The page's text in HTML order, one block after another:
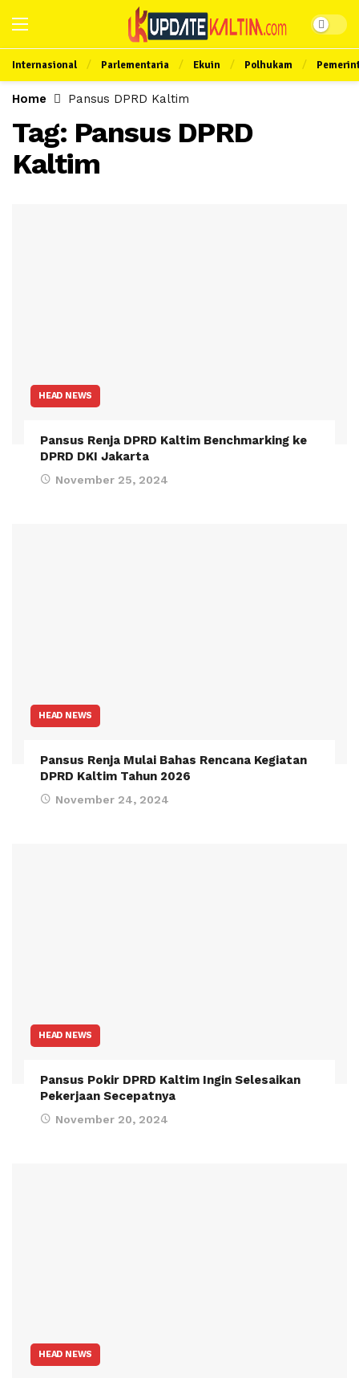
Internasional Parlementaria Ekuin Polhukam
Home Pansus DPRD Kaltim
Tag: Pansus DPRD
Kaltim
HEAD NEWS
Pansus Renja DPRD Kaltim Benchmarking ke
DPRD DKI Jakarta
November 25, 2024
HEAD NEWS
Pansus Renja Mulai Bahas Rencana Kegiatan
DPRD Kaltim Tahun 2026
November 24, 2024
HEAD NEWS
Pansus Pokir DPRD Kaltim Ingin Selesaikan
Pekerjaan Secepatnya
November 20, 2024
HEAD NEWS